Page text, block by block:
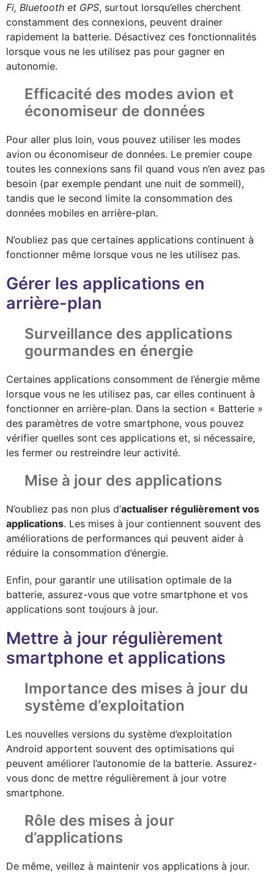
Fi, Bluetooth et GPS, surtout lorsqu’elles cherchent
constamment des connexions, peuvent drainer
rapidement la batterie. Désactivez ces fonctionnalités
lorsque vous ne les utilisez pas pour gagner en
autonomie.
Efficacité des modes avion et
économiseur de données
Pour aller plus loin, vous pouvez utiliser les modes
avion ou économiseur de données. Le premier coupe
toutes les connexions sans fil quand vous n’en avez pas
besoin (par exemple pendant une nuit de sommeil),
tandis que le second limite la consommation des
données mobiles en arrière-plan.
N’oubliez pas que certaines applications continuent à
fonctionner même lorsque vous ne les utilisez pas.
Gérer les applications en
arrière-plan
Surveillance des applications
gourmandes en énergie
Certaines applications consomment de l’énergie même
lorsque vous ne les utilisez pas, car elles continuent à
fonctionner en arrière-plan. Dans la section « Batterie »
des paramètres de votre smartphone, vous pouvez
vérifier quelles sont ces applications et, si nécessaire,
les fermer ou restreindre leur activité.
Mise à jour des applications
N’oubliez pas non plus d’actualiser régulièrement vos
applications. Les mises à jour contiennent souvent des
améliorations de performances qui peuvent aider à
réduire la consommation d’énergie.
Enfin, pour garantir une utilisation optimale de la
batterie, assurez-vous que votre smartphone et vos
applications sont toujours à jour.
Mettre à jour régulièrement
smartphone et applications
Importance des mises à jour du
système d’exploitation
Les nouvelles versions du système d’exploitation
Android apportent souvent des optimisations qui
peuvent améliorer l’autonomie de la batterie. Assurez-
vous donc de mettre régulièrement à jour votre
smartphone.
Rôle des mises à jour
d’applications
De même, veillez à maintenir vos applications à jour.